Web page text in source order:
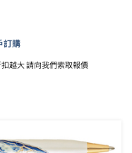
訂購
越大 請向我們索取報價